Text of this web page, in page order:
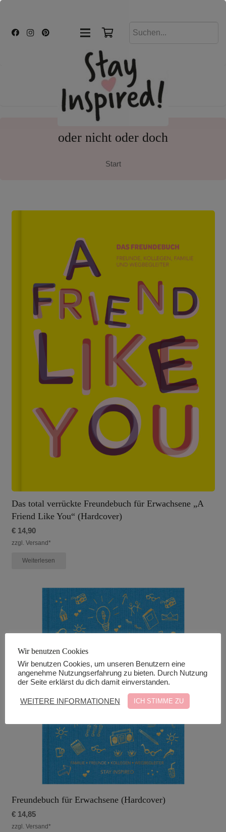
oder nicht oder doch
Start
Das total verrückte Freundebuch für Erwachsene „A
Friend Like You“ (Hardcover)
€14,90
zzgl. Versand*
Weiterlesen
Freundebuch für Erwachsene (Hardcover)
€14,85
zzgl. Versand*
Wir benutzen Cookies
Wir benutzen Cookies, um unseren Benutzern eine
angenehme Nutzungserfahrung zu bieten. Durch Nutzung
der Seite erklärst du dich damit einverstanden.
WEITERE INFORMATIONEN ICH STIMME ZU